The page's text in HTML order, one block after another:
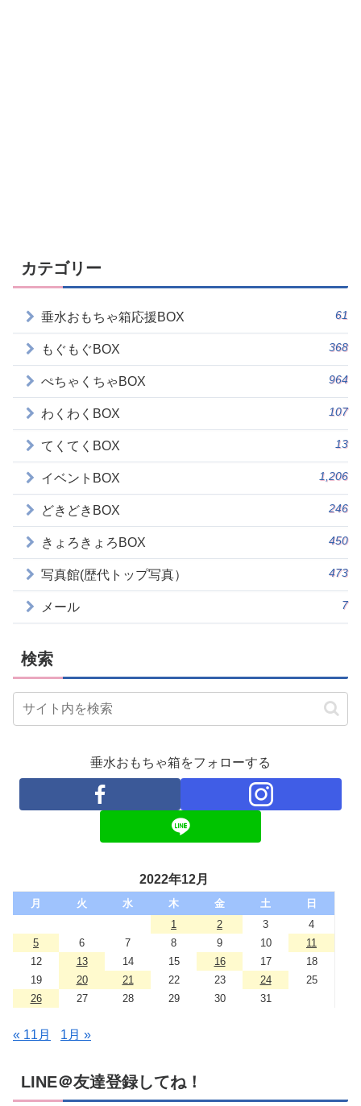
カテゴリー
垂水おもちゃ箱応援BOX 61
もぐもぐBOX 368
ぺちゃくちゃBOX 964
わくわくBOX 107
てくてくBOX 13
イベントBOX 1,206
どきどきBOX 246
きょろきょろBOX 450
写真館(歴代トップ写真） 473
メール 7
検索
垂水おもちゃ箱をフォローする
2022年12月
月 火 水 木 金 土
日
1
2 3
4
5
6 7 8 9 10
11
12
13 14 15 16 17
18
19
20 21 22 23 24
25
26
27 28 29 30 31
« 11月 1月 »
LINE＠友達登録してね！